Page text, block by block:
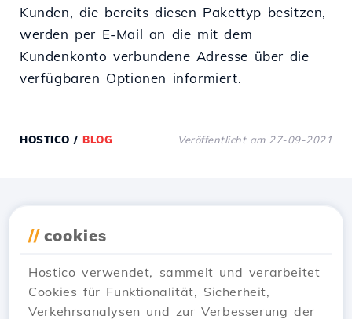
Kunden, die bereits diesen Pakettyp besitzen,
werden per E-Mail an die mit dem
Kundenkonto verbundene Adresse über die
verfügbaren Optionen informiert.
HOSTICO / BLOG Veröffentlicht am 27-09-2021
// cookies
Hostico verwendet, sammelt und verarbeitet
Cookies für Funktionalität, Sicherheit,
Verkehrsanalysen und zur Verbesserung der